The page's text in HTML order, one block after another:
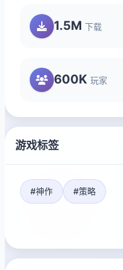
1.5M 下载
600K 玩家
游戏标签
#神作 #策略